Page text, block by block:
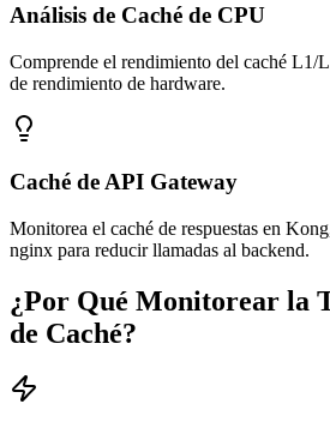
Análisis de Caché de CPU
Comprende el rendimiento del caché L1/
de rendimiento de hardware.
Caché de API Gateway
Monitorea el caché de respuestas en
nginx para reducir llamadas al backend.
¿Por Qué Monitorear la
de Caché?